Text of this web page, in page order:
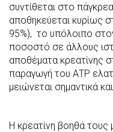
συντίθεται στο
αποθηκεύεται κυρίως
95%), το υπόλοιπο
ποσοστό σε άλλους
αποθέματα κρεατίνης
παραγωγή του ΑΤΡ
μειώνεται σημαντικά
Η κρεατίνη βοηθά τους